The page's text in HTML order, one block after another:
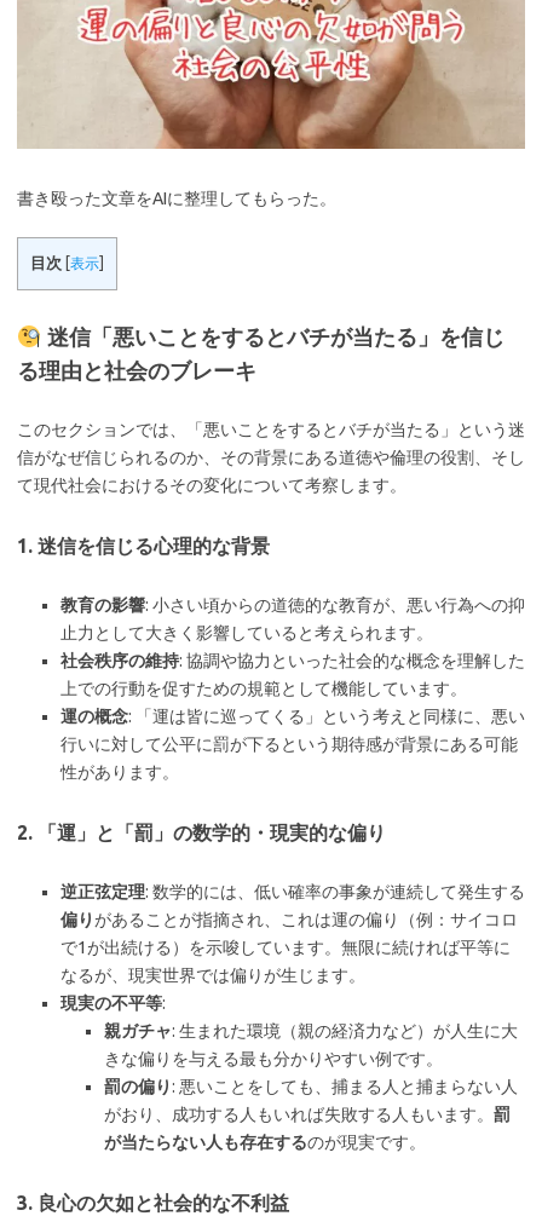
書き殴った文章をAIに整理してもらった。
目次 表示
迷信「悪いことをするとバチが当たる」を信じ
る理由と社会のブレーキ
このセクションでは、「悪いことをするとバチが当たる」という迷
信がなぜ信じられるのか、その背景にある道徳や倫理の役割、そし
て現代社会におけるその変化について考察します。
1. 迷信を信じる心理的な背景
教育の影響: 小さい頃からの道徳的な教育が、悪い行為への抑
止力として大きく影響していると考えられます。
社会秩序の維持: 協調や協力といった社会的な概念を理解した
上での行動を促すための規範として機能しています。
運の概念: 「運は皆に巡ってくる」という考えと同様に、悪い
行いに対して公平に罰が下るという期待感が背景にある可能
性があります。
2. 「運」と「罰」の数学的・現実的な偏り
逆正弦定理: 数学的には、低い確率の事象が連続して発生する
偏りがあることが指摘され、これは運の偏り（例：サイコロ
で1が出続ける）を示唆しています。無限に続ければ平等に
なるが、現実世界では偏りが生じます。
現実の不平等:
親ガチャ: 生まれた環境（親の経済力など）が人生に大
きな偏りを与える最も分かりやすい例です。
罰の偏り: 悪いことをしても、捕まる人と捕まらない人
がおり、成功する人もいれば失敗する人もいます。 罰
が当たらない人も存在するのが現実です。
3. 良心の欠如と社会的な不利益